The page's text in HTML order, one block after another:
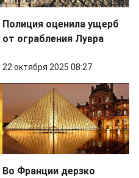
Полиция оценила ущерб
от ограбления Лувра
22 октября 2025 08:27
Во Франции дерзко